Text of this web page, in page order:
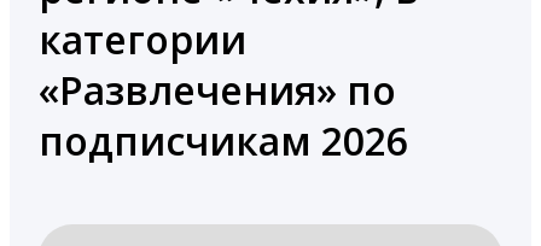
категории
«Развлечения» по
подписчикам 2026